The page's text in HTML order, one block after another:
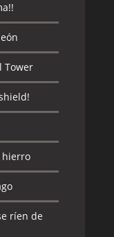
Tower
hierro
ríen de